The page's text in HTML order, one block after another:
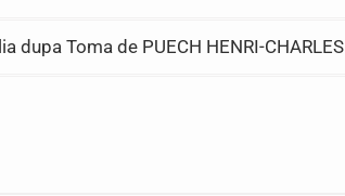
dupa Toma de PUECH HENRI-CHARLES